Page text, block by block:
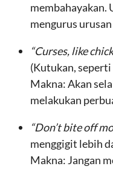
mengurus
“Curses, like
(Kutukan,
Makna: Akan
melakukan
“Don’t bite off
menggigit lebih
Makna: Jangan